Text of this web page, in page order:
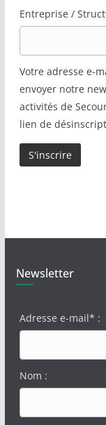
Entreprise /
Votre adresse e-
envoyer notre
activités de
lien de
Newsletter
Adresse e-mail* :
Nom :